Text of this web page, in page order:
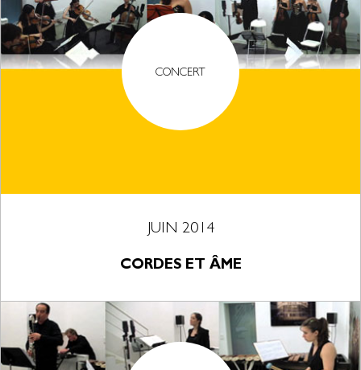
CONCERT
JUIN 2014
CORDES ET ÂME